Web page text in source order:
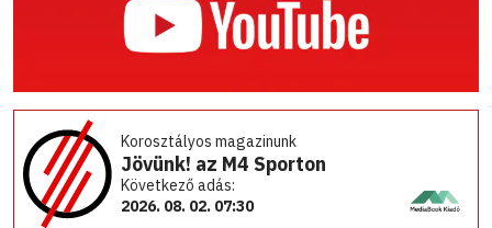
Korosztályos magazinunk
Jövünk! az M4 Sporton
Következő adás:
2026. 08. 02. 07:30